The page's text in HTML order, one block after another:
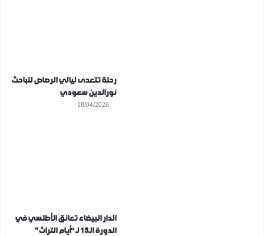
رحلة تتعدى ليالي الرصاص للباحث
نورالدين سعودي
18/04/2026
الدار البيضاء تعانق الأطلسي في
الدورة الـ15 لـ “أيام التراث”